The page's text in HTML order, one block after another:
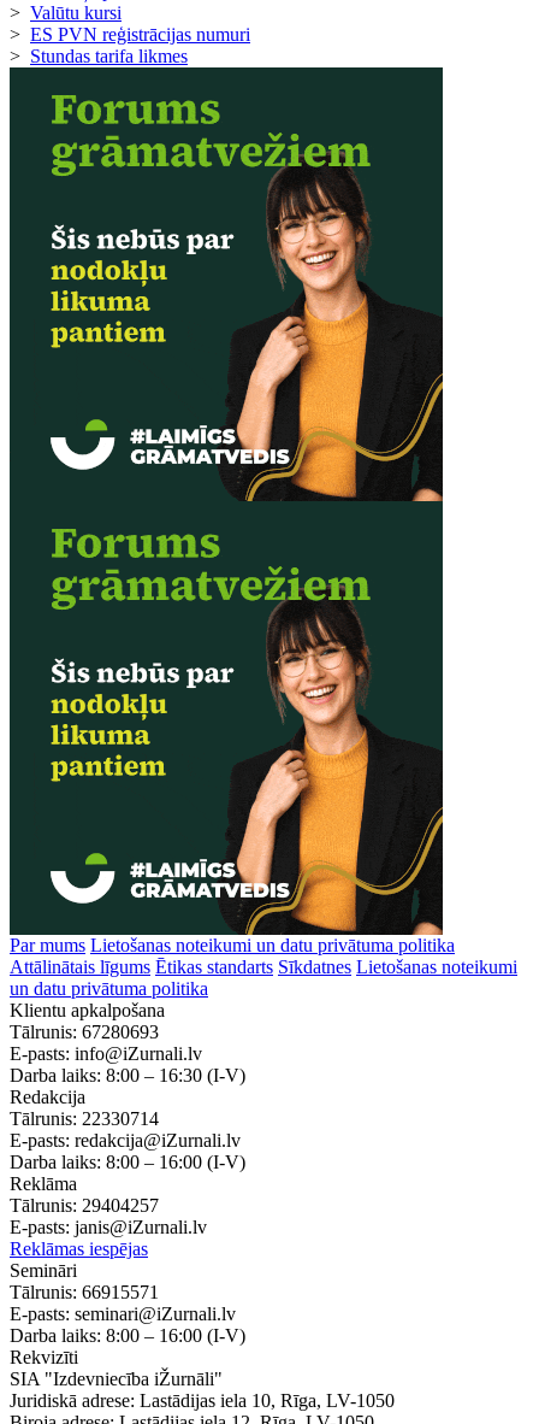
> Valūtu kursi
> ES PVN reģistrācijas numuri
> Stundas tarifa likmes
Par mums Lietošanas noteikumi un datu privātuma politika
Attālinātais līgums Ētikas standarts Sīkdatnes Lietošanas noteikumi
un datu privātuma politika
Klientu apkalpošana
Tālrunis: 67280693
E-pasts: info@iZurnali.lv
Darba laiks: 8:00 – 16:30 (I-V)
Redakcija
Tālrunis: 22330714
E-pasts: redakcija@iZurnali.lv
Darba laiks: 8:00 – 16:00 (I-V)
Reklāma
Tālrunis: 29404257
E-pasts: janis@iZurnali.lv
Reklāmas iespējas
Semināri
Tālrunis: 66915571
E-pasts: seminari@iZurnali.lv
Darba laiks: 8:00 – 16:00 (I-V)
Rekvizīti
SIA "Izdevniecība iŽurnāli"
Juridiskā adrese: Lastādijas iela 10, Rīga, LV-1050